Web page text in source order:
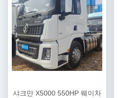
샤크만 X5000 550HP 웨이차